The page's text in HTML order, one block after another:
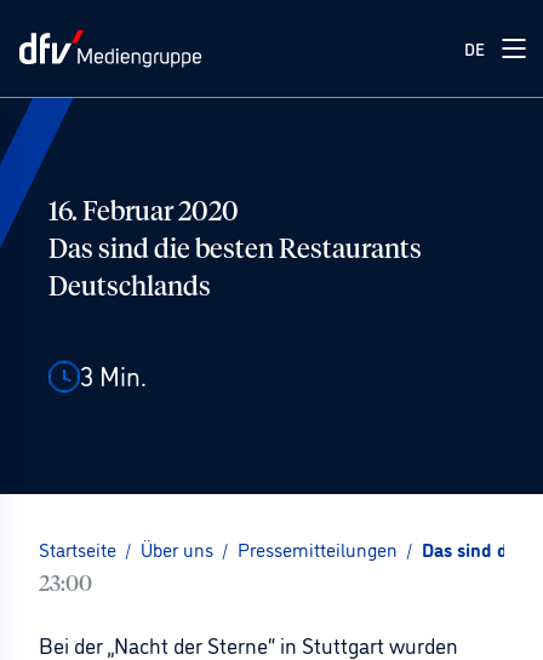
DE
16. Februar 2020
Das sind die besten Restaurants
Deutschlands
3 Min.
Startseite / Über uns / Pressemitteilungen / Das sind die
23:00
Bei der „Nacht der Sterne“ in Stuttgart wurden